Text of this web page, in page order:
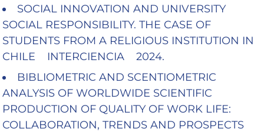
SOCIAL INNOVATION AND UNIVERSITY
SOCIAL RESPONSIBILITY. THE CASE OF
STUDENTS FROM A RELIGIOUS INSTITUTION IN
CHILE INTERCIENCIA 2024.
BIBLIOMETRIC AND SCENTIOMETRIC
ANALYSIS OF WORLDWIDE SCIENTIFIC
PRODUCTION OF QUALITY OF WORK LIFE:
COLLABORATION, TRENDS AND PROSPECTS